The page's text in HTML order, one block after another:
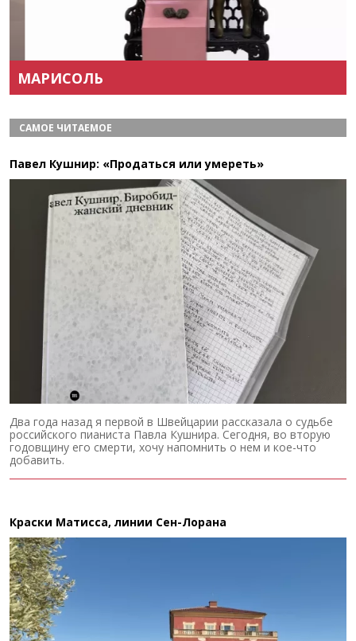
МАРИСОЛЬ
САМОЕ ЧИТАЕМОЕ
Павел Кушнир: «Продаться или умереть»
Два года назад я первой в Швейцарии рассказала о судьбе
российского пианиста Павла Кушнира. Сегодня, во вторую
годовщину его смерти, хочу напомнить о нем и кое-что
добавить.
Краски Матисса, линии Сен-Лорана